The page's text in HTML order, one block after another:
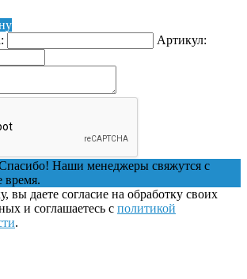
Артикул:
Наши менеджеры свяжутся с
вы даете согласие на обработку своих
и соглашаетесь с политикой
.